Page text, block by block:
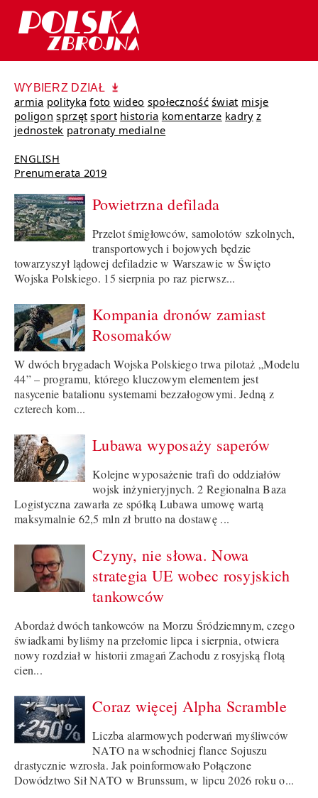
WYBIERZ DZIAŁ
armia polityka foto wideo społeczność świat misje
poligon sprzęt sport historia komentarze kadry z
jednostek patronaty medialne
ENGLISH
Prenumerata 2019
Powietrzna defilada
Przelot śmigłowców, samolotów szkolnych,
transportowych i bojowych będzie
towarzyszył lądowej defiladzie w Warszawie w Święto
Wojska Polskiego. 15 sierpnia po raz pierwsz...
Kompania dronów zamiast
Rosomaków
W dwóch brygadach Wojska Polskiego trwa pilotaż „Modelu
44” – programu, którego kluczowym elementem jest
nasycenie batalionu systemami bezzałogowymi. Jedną z
czterech kom...
Lubawa wyposaży saperów
Kolejne wyposażenie trafi do oddziałów
wojsk inżynieryjnych. 2 Regionalna Baza
Logistyczna zawarła ze spółką Lubawa umowę wartą
maksymalnie 62,5 mln zł brutto na dostawę ...
Czyny, nie słowa. Nowa
strategia UE wobec rosyjskich
tankowców
Abordaż dwóch tankowców na Morzu Śródziemnym, czego
świadkami byliśmy na przełomie lipca i sierpnia, otwiera
nowy rozdział w historii zmagań Zachodu z rosyjską flotą
cien...
Coraz więcej Alpha Scramble
Liczba alarmowych poderwań myśliwców
NATO na wschodniej flance Sojuszu
drastycznie wzrosła. Jak poinformowało Połączone
Dowództwo Sił NATO w Brunssum, w lipcu 2026 roku o...